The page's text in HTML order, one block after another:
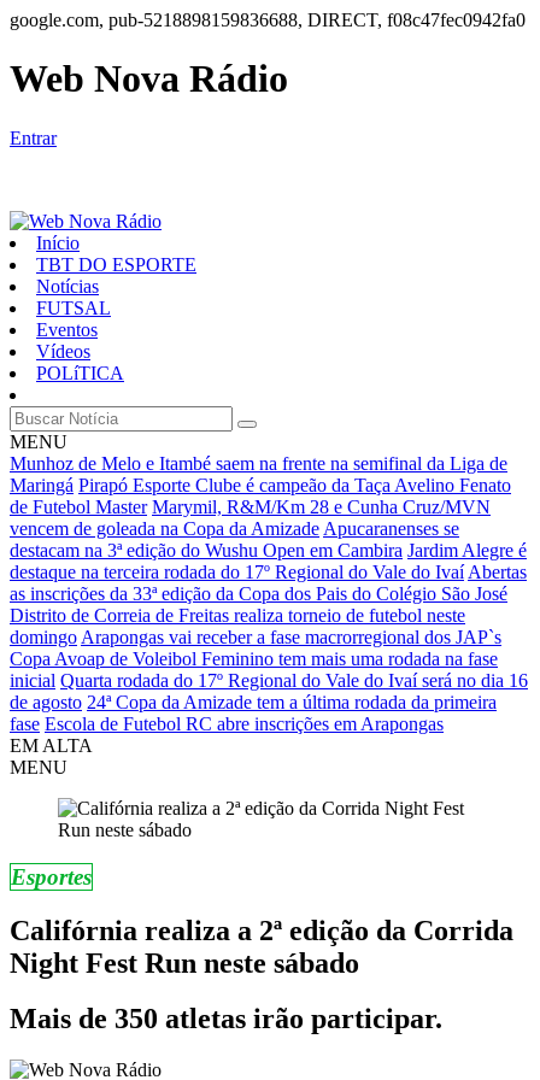
google.com, pub-5218898159836688, DIRECT, f08c47fec0942fa0
Web Nova Rádio
Entrar
Início
TBT DO ESPORTE
Notícias
FUTSAL
Eventos
Vídeos
POLíTICA
MENU
Munhoz de Melo e Itambé saem na frente na semifinal da Liga de
Maringá Pirapó Esporte Clube é campeão da Taça Avelino Fenato
de Futebol Master Marymil, R&M/Km 28 e Cunha Cruz/MVN
vencem de goleada na Copa da Amizade Apucaranenses se
destacam na 3ª edição do Wushu Open em Cambira Jardim Alegre é
destaque na terceira rodada do 17º Regional do Vale do Ivaí Abertas
as inscrições da 33ª edição da Copa dos Pais do Colégio São José
Distrito de Correia de Freitas realiza torneio de futebol neste
domingo Arapongas vai receber a fase macrorregional dos JAP`s
Copa Avoap de Voleibol Feminino tem mais uma rodada na fase
inicial Quarta rodada do 17º Regional do Vale do Ivaí será no dia 16
de agosto 24ª Copa da Amizade tem a última rodada da primeira
fase Escola de Futebol RC abre inscrições em Arapongas
EM ALTA
MENU
Esportes
Califórnia realiza a 2ª edição da Corrida
Night Fest Run neste sábado
Mais de 350 atletas irão participar.